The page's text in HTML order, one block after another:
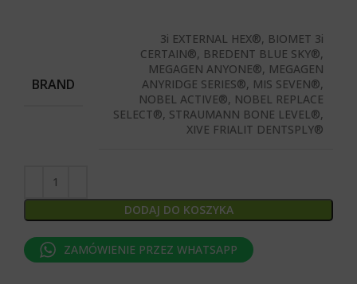
BRAND
3i EXTERNAL HEX®, BIOMET 3i
CERTAIN®, BREDENT BLUE SKY®,
MEGAGEN ANYONE®, MEGAGEN
ANYRIDGE SERIES®, MIS SEVEN®,
NOBEL ACTIVE®, NOBEL REPLACE
SELECT®, STRAUMANN BONE LEVEL®,
XIVE FRIALIT DENTSPLY®
DODAJ DO KOSZYKA
ZAMÓWIENIE PRZEZ WHATSAPP